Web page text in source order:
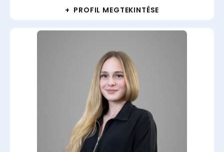
+ PROFIL MEGTEKINTÉSE